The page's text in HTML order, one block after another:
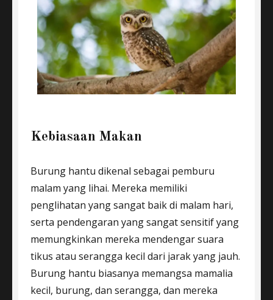
Kebiasaan Makan
Burung hantu dikenal sebagai pemburu
malam yang lihai. Mereka memiliki
penglihatan yang sangat baik di malam hari,
serta pendengaran yang sangat sensitif yang
memungkinkan mereka mendengar suara
tikus atau serangga kecil dari jarak yang jauh.
Burung hantu biasanya memangsa mamalia
kecil, burung, dan serangga, dan mereka